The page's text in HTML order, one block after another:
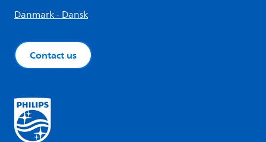
Danmark - Dansk
Contact us